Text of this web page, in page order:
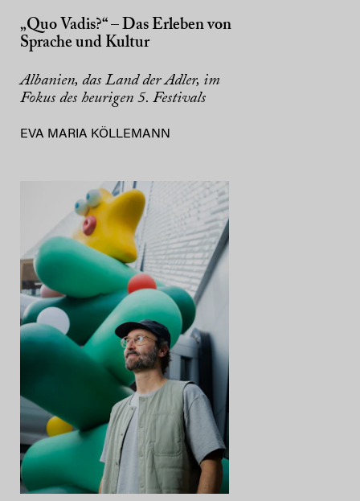
„Quo Vadis?“ – Das Erleben von
Sprache und Kultur
Albanien, das Land der Adler, im
Fokus des heurigen 5. Festivals
EVA MARIA KÖLLEMANN